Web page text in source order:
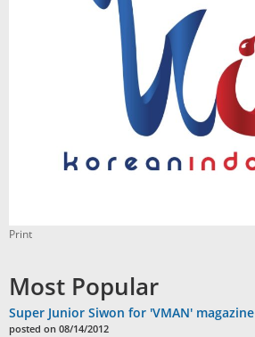
Print
Most Popular
Super Junior Siwon for 'VMAN' magazine
posted on 08/14/2012